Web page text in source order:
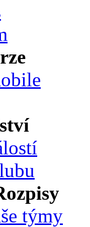
týmy